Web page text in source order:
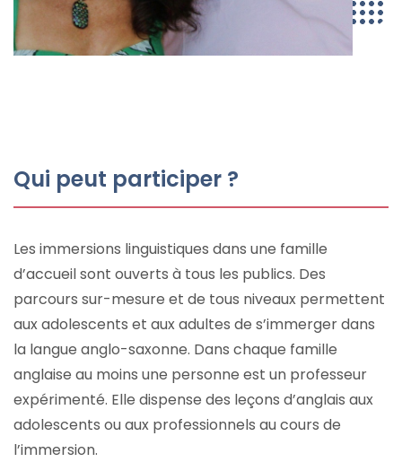
Qui peut participer ?
Les immersions linguistiques dans une famille
d’accueil sont ouverts à tous les publics. Des
parcours sur-mesure et de tous niveaux permettent
aux adolescents et aux adultes de s’immerger dans
la langue anglo-saxonne. Dans chaque famille
anglaise au moins une personne est un professeur
expérimenté. Elle dispense des leçons d’anglais aux
adolescents ou aux professionnels au cours de
l’immersion.